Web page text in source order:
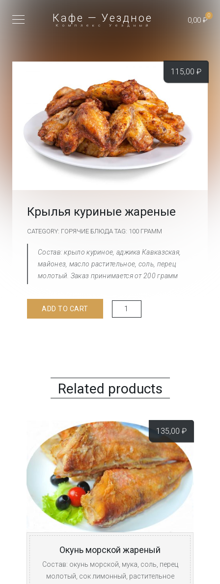
Кафе — Уездное
Комплекс Уездный
0
0,00 ₽
115,00 ₽
Крылья куриные жареные
CATEGORY: ГОРЯЧИЕ БЛЮДА TAG: 100 ГРАММ
Состав: крыло куриное, аджика Кавказская,
майонез, масло растительное, соль, перец
молотый. Заказ принимается от 200 грамм
ADD TO CART
Крылья
куриные
Related products
135,00 ₽
Окунь морской жареный
Состав: окунь морской, мука, соль, перец
молотый, сок лимонный, растительное